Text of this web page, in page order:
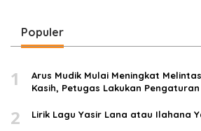
Populer
1
Arus Mudik Mulai Meningkat
Kasih, Petugas Lakukan
2 Lirik Lagu Yasir Lana atau Ilahana